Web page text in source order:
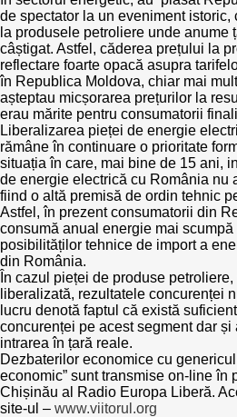
Transparența întreprinderilor de
Cele mai bune și cele mai
Moldova
Democrația, independența și
publice-cheie din Moldova
Achiziții publice
Achizițiile publice în vizorul
de spectator la un eveniment istoric,
la produsele petroliere unde anume
câștigat. Astfel, căderea prețului la
reflectare foarte opacă asupra
în Republica Moldova, chiar mai
așteptau micșorarea prețurilor la
erau mărite pentru consumatorii
Liberalizarea pieței de energie
rămâne în continuare o prioritate
situația în care, mai bine de 15 ani,
de energie electrică cu România nu
fiind o altă premisă de ordin tehnic
Astfel, în prezent consumatorii din
consumă anual energie mai
posibilităților tehnice de import a
din România.
În cazul pieței de produse
liberalizată, rezultatele concurenței
lucru denotă faptul că există
concurenței pe acest segment dar
intrarea în țară reale.
Dezbaterilor economice cu
economic” sunt transmise on-line în
Chișinău al Radio Europa Liberă.
site-ul – www.viitorul.org